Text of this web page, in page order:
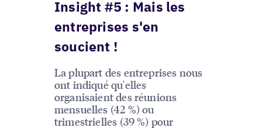
Insight #5 : Mais les
entreprises s'en
soucient !
La plupart des entreprises nous
ont indiqué qu'elles
organisaient des réunions
mensuelles (42 %) ou
trimestrielles (39 %) pour